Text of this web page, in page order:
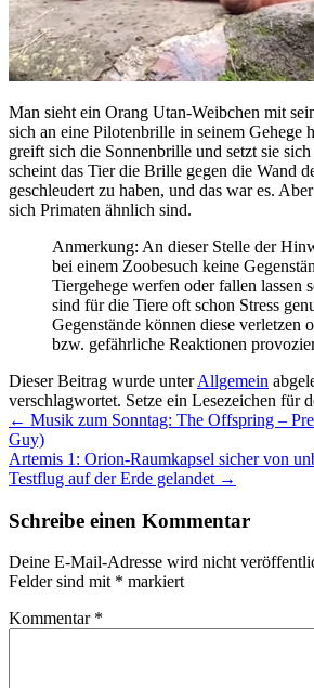
Man sieht ein Orang Utan-Weibchen mit
sich an eine Pilotenbrille in seinem Gehege
greift sich die Sonnenbrille und setzt sie
scheint das Tier die Brille gegen die Wand
geschleudert zu haben, und das war es.
sich Primaten ähnlich sind.
Anmerkung: An dieser Stelle der
bei einem Zoobesuch keine
Tiergehege werfen oder fallen lassen
sind für die Tiere oft schon Stress
Gegenstände können diese verletzen
bzw. gefährliche Reaktionen
Dieser Beitrag wurde unterAllgemein
verschlagwortet. Setze ein Lesezeichen für
← Musik zum Sonntag: The Offspring –
Guy)
Artemis 1: Orion-Raumkapsel sicher von
Testflug auf der Erde gelandet →
Schreibe einen Kommentar
Deine E-Mail-Adresse wird nicht
Felder sind mit * markiert
Kommentar *